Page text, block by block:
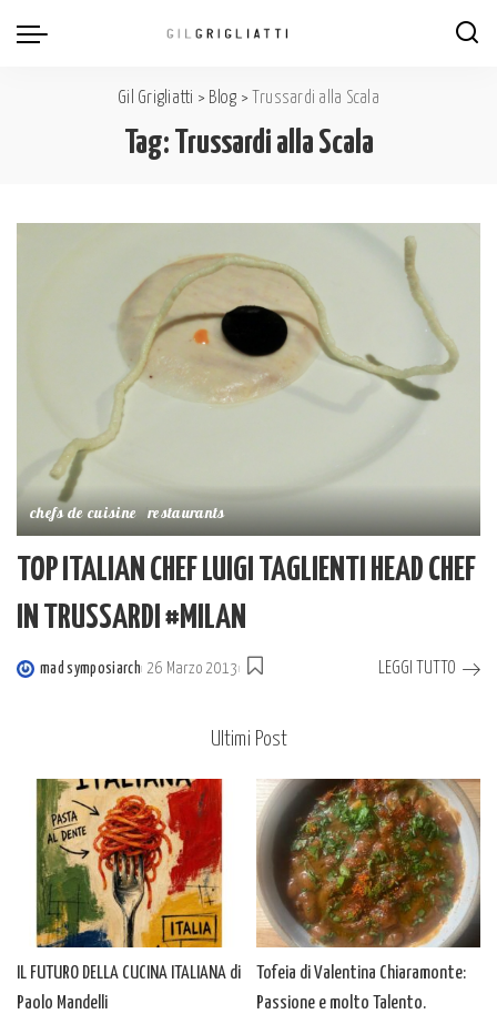
Gil Grigliatti > Blog > Trussardi alla Scala
Tag: Trussardi alla Scala
chefs de cuisine restaurants
TOP ITALIAN CHEF LUIGI TAGLIENTI HEAD CHEF
IN TRUSSARDI #MILAN
Posted
mad symposiarch 26 Marzo 2013 LEGGI TUTTO
Ultimi Post
IL FUTURO DELLA CUCINA ITALIANA di
Paolo Mandelli
Tofeia di Valentina Chiaramonte:
Passione e molto Talento.